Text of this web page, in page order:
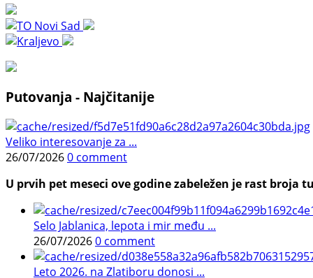
Putovanja - Najčitanije
Veliko interesovanje za ...
26/07/20260 comment
U prvih pet meseci ove godine zabeležen je rast
Selo Jablanica, lepota i mir među ...
26/07/20260 comment
Leto 2026. na Zlatiboru donosi ...